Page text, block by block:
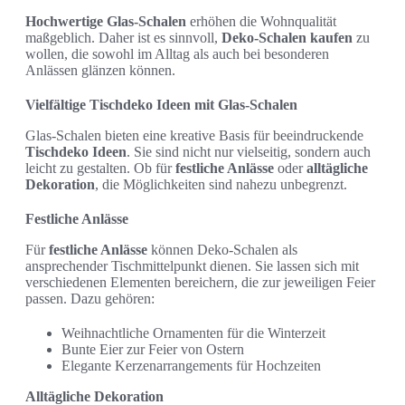
Hochwertige Glas-Schalen erhöhen die Wohnqualität
maßgeblich. Daher ist es sinnvoll, Deko-Schalen kaufen zu
wollen, die sowohl im Alltag als auch bei besonderen
Anlässen glänzen können.
Vielfältige Tischdeko Ideen mit Glas-Schalen
Glas-Schalen bieten eine kreative Basis für beeindruckende
Tischdeko Ideen. Sie sind nicht nur vielseitig, sondern auch
leicht zu gestalten. Ob fürfestliche Anlässe oderalltägliche
Dekoration, die Möglichkeiten sind nahezu unbegrenzt.
Festliche Anlässe
Fürfestliche Anlässe können Deko-Schalen als
ansprechender Tischmittelpunkt dienen. Sie lassen sich mit
verschiedenen Elementen bereichern, die zur jeweiligen Feier
passen. Dazu gehören:
Weihnachtliche Ornamenten für die Winterzeit
Bunte Eier zur Feier von Ostern
Elegante Kerzenarrangements für Hochzeiten
Alltägliche Dekoration